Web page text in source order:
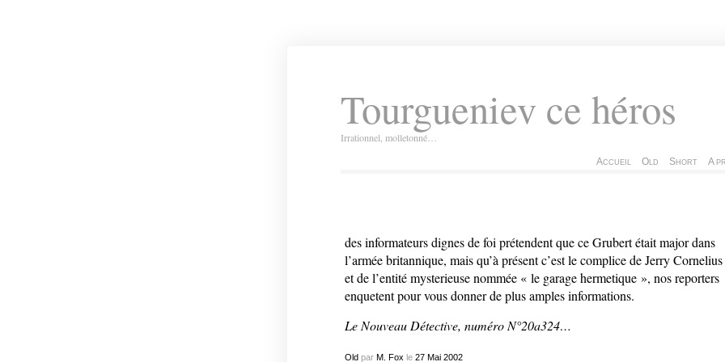
Tourgueniev ce héros
Irrationnel, molletonné…
Accueil Old Short A
des informateurs dignes de foi prétendent que ce Grubert était major dans
l’armée britannique, mais qu’à présent c’est le complice de Jerry Cornelius
et de l’entité mysterieuse nommée « le garage hermetique », nos reporters
enquetent pour vous donner de plus amples informations.
Le Nouveau Détective, numéro N°20a324…
Old par M. Fox le 27 Mai 2002